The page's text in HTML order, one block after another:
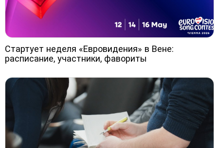
Стартует неделя «Евровидения» в Вене:
расписание, участники, фавориты